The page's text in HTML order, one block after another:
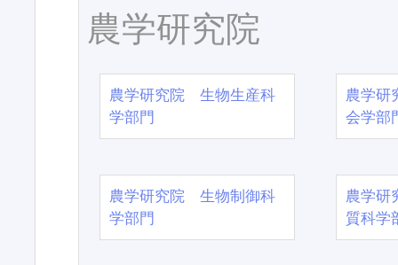
農学研究院
農学研究院 生物生産科
学部門
農学
会学部
農学研究院 生物制御科
学部門
農学
質科学